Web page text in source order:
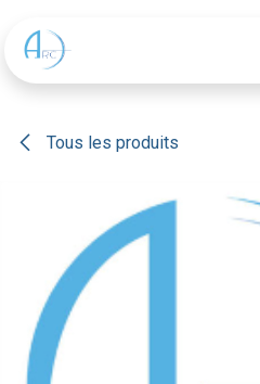
Tous les produits